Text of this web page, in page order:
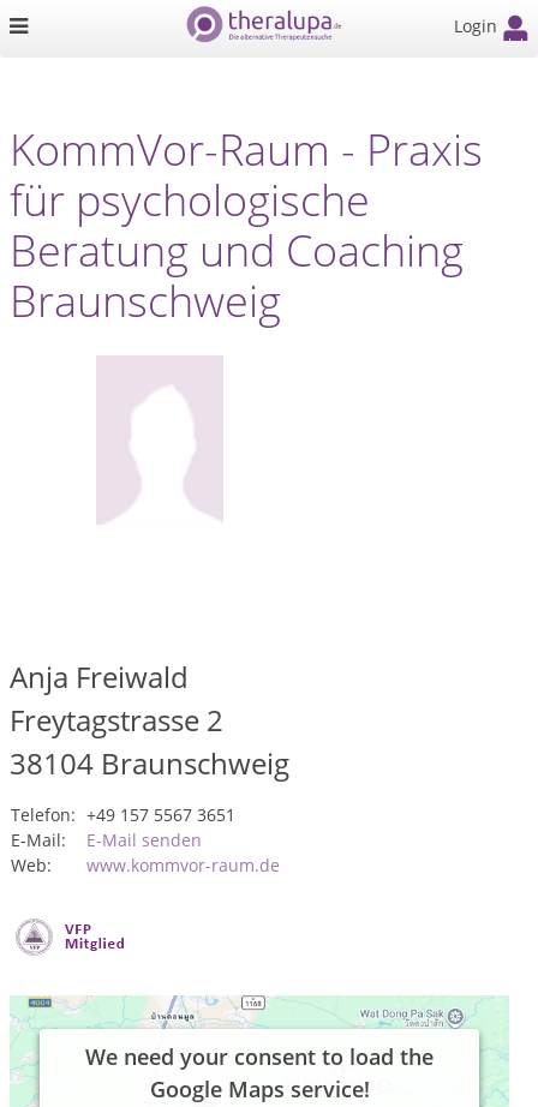
Login
KommVor-Raum - Praxis
für psychologische
Beratung und Coaching
Braunschweig
Anja Freiwald
Freytagstrasse 2
38104 Braunschweig
Telefon: +49 157 5567 3651
E-Mail:
E-Mail senden
Web:
www.kommvor-raum.de
We need your consent to load the
Google Maps service!